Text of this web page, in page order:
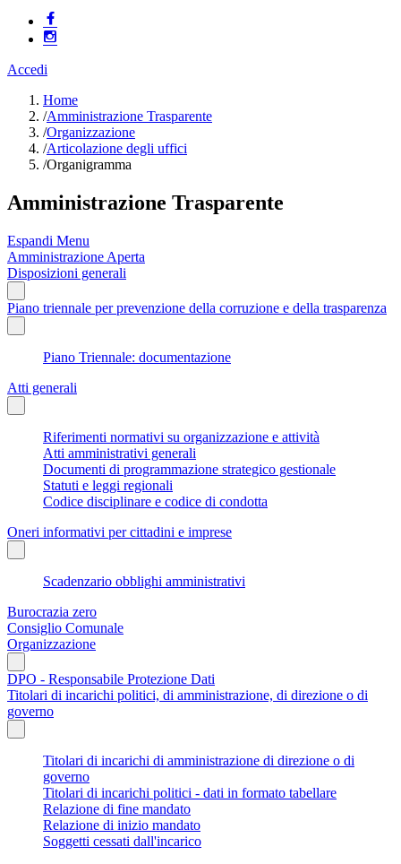
Accedi
Home
/Amministrazione Trasparente
/Organizzazione
/Articolazione degli uffici
/Organigramma
Amministrazione Trasparente
Espandi Menu
Amministrazione Aperta
Disposizioni generali
Piano triennale per prevenzione della corruzione e della trasparenza
Piano Triennale: documentazione
Atti generali
Riferimenti normativi su organizzazione e attività
Atti amministrativi generali
Documenti di programmazione strategico gestionale
Statuti e leggi regionali
Codice disciplinare e codice di condotta
Oneri informativi per cittadini e imprese
Scadenzario obblighi amministrativi
Burocrazia zero
Consiglio Comunale
Organizzazione
DPO - Responsabile Protezione Dati
Titolari di incarichi politici, di amministrazione, di direzione o di
governo
Titolari di incarichi di amministrazione di direzione o di
governo
Titolari di incarichi politici - dati in formato tabellare
Relazione di fine mandato
Relazione di inizio mandato
Soggetti cessati dall'incarico